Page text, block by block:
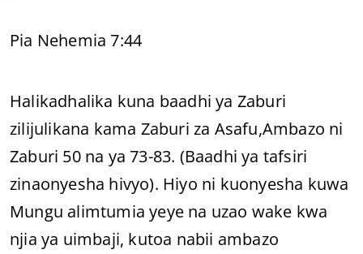
Pia Nehemia 7:44
Halikadhalika kuna baadhi ya Zaburi
zilijulikana kama Zaburi za Asafu,Ambazo ni
Zaburi 50 na ya 73-83. (Baadhi ya tafsiri
zinaonyesha hivyo). Hiyo ni kuonyesha kuwa
Mungu alimtumia yeye na uzao wake kwa
njia ya uimbaji, kutoa nabii ambazo